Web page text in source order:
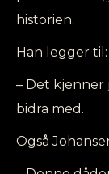
historien.
Han legger til:
– Det
bidra med.
Også